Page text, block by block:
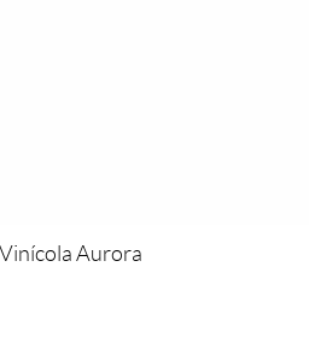
Aurora